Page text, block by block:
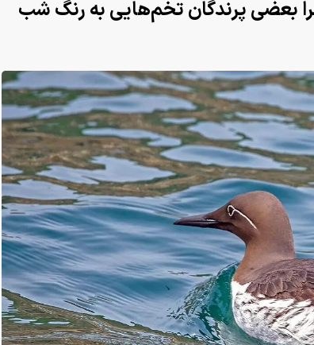
بعضی پرندگان تخم‌هایی به رنگ شب
کاملا شکسته؛ ادامه زندگی سگ فقط با یک فک